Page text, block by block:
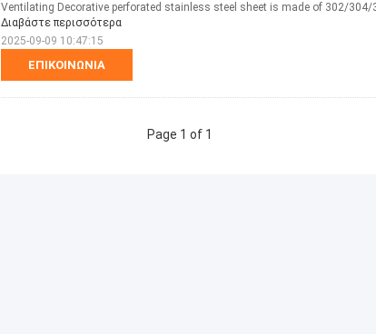
ΕΠΙΚΟΙΝΩΝΊΑ
Ventilating Decorative perforated stainless steel sheet is made of 302/
Διαβάστε περισσότερα
2025-09-09 10:47:15
Page 1 of 1